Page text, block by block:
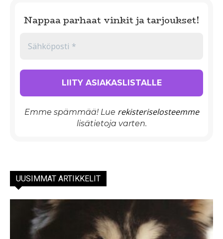
Nappaa parhaat vinkit ja tarjoukset!
Emme spämmää! Lue rekisteriselosteemme
lisätietoja varten.
UUSIMMAT ARTIKKELIT